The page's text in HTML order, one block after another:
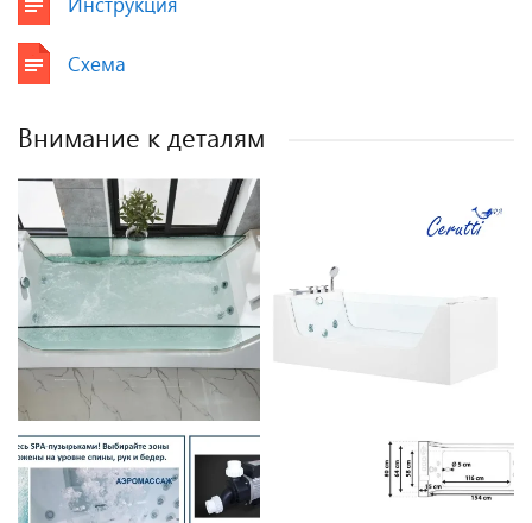
Схема
Внимание к деталям